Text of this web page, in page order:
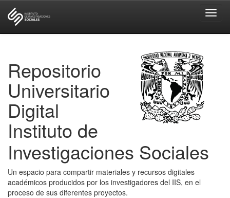
Repositorio
Universitario
Digital
Instituto de
Investigaciones Sociales
Un espacio para compartir materiales y recursos digitales
académicos producidos por los investigadores del IIS, en el
proceso de sus diferentes proyectos.